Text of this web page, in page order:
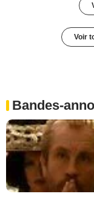
Voir
Bandes-